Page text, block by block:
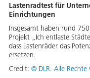
Lastenradtest für
Einrichtungen
Insgesamt haben rund
Projekt „Ich entlaste
dass Lastenräder das
ersetzen.
Credit: © DLR. Alle